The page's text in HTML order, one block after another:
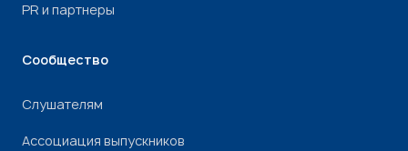
PR и партнеры
Сообщество
Слушателям
Ассоциация выпускников